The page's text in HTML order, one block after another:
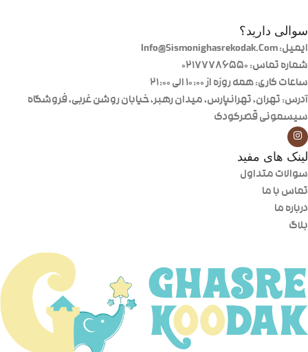
سوالی دارید؟
ایمیل: Info@Sismonighasrekodak.Com
شماره تماس: 02177786550
ساعات کاری: همه روزه از ۱۰:۰۰ الی ۲۱:۰۰
آدرس: تهران، تهرانپارس، میدان رهبر، خیابان روشن غربی، فروشگاه
سیسمونی قصرکودک
لینک های مفید
سوالات متداول
تماس با ما
درباره ما
بلاگ